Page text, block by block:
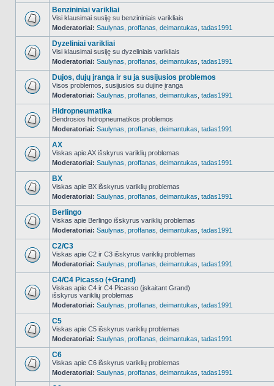
NO_UNREAD_POSTS
Benzininiai varikliai
Visi klausimai susiję su benzininiais varikliais
Moderatoriai: Saulynas proffanas deimantukas tadas1991
NO_UNREAD_POSTS
Dyzeliniai varikliai
Visi klausimai susiję su dyzeliniais varikliais
Moderatoriai: Saulynas proffanas deimantukas tadas1991
NO_UNREAD_POSTS
Dujos, dujų įranga ir su ja susijusios problemos
Visos problemos, susijusios su dujine įranga
Moderatoriai: Saulynas proffanas deimantukas tadas1991
NO_UNREAD_POSTS
Hidropneumatika
Bendrosios hidropneumatikos problemos
Moderatoriai: Saulynas proffanas deimantukas tadas1991
NO_UNREAD_POSTS
AX
Viskas apie AX išskyrus variklių problemas
Moderatoriai: Saulynas proffanas deimantukas tadas1991
NO_UNREAD_POSTS
BX
Viskas apie BX išskyrus variklių problemas
Moderatoriai: Saulynas proffanas deimantukas tadas1991
NO_UNREAD_POSTS
Berlingo
Viskas apie Berlingo išskyrus variklių problemas
Moderatoriai: Saulynas proffanas deimantukas tadas1991
NO_UNREAD_POSTS
C2/C3
Viskas apie C2 ir C3 išskyrus variklių problemas
Moderatoriai: Saulynas proffanas deimantukas tadas1991
NO_UNREAD_POSTS
C4/C4 Picasso (+Grand)
Viskas apie C4 ir C4 Picasso (įskaitant Grand)
išskyrus variklių problemas
Moderatoriai: Saulynas proffanas deimantukas tadas1991
NO_UNREAD_POSTS
C5
Viskas apie C5 išskyrus variklių problemas
Moderatoriai: Saulynas proffanas deimantukas tadas1991
NO_UNREAD_POSTS
C6
Viskas apie C6 išskyrus variklių problemas
Moderatoriai: Saulynas proffanas deimantukas tadas1991